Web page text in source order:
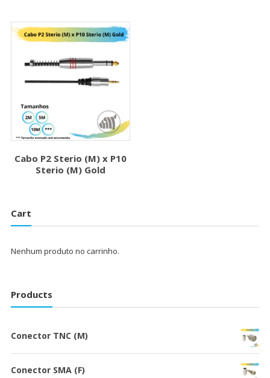
Cabo P2 Sterio (M) x P10
Sterio (M) Gold
Cart
Nenhum produto no carrinho.
Products
Conector TNC (M)
Conector SMA (F)